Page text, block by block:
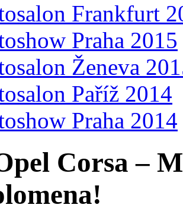
Frankfurt
Praha 2015
Ženeva
Paříž 2014
Praha 2014
Corsa –